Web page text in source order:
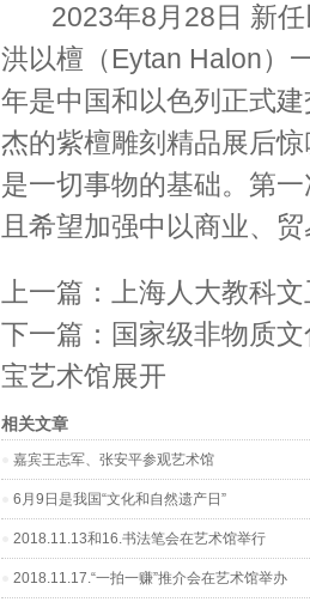
2023年8月28日 新任
洪以檀（Eytan Halon）
年是中国和以色列正式
杰的紫檀雕刻精品展后
是一切事物的基础。第
且希望加强中以商业、
上一篇：
上海人大教科
下一篇： 国家级非物质
宝艺术馆展开
相关文章
嘉宾王志军、张安平参观艺术馆
6月9日是我国“文化和自然遗产日”
2018.11.13和16.书法笔会在艺术馆举行
2018.11.17.“一拍一赚”推介会在艺术馆举办